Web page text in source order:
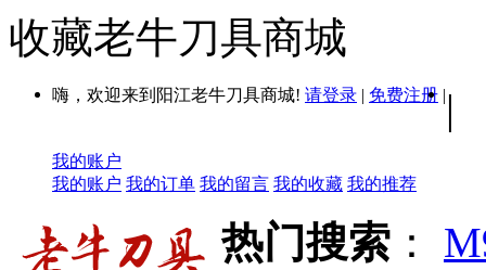
收藏老牛刀具商城
嗨，欢迎来到阳江老牛刀具商城! 请登录 | 免费注册 | |
我的账户
我的账户 我的订单 我的留言 我的收藏 我的推荐
热门搜索 ：